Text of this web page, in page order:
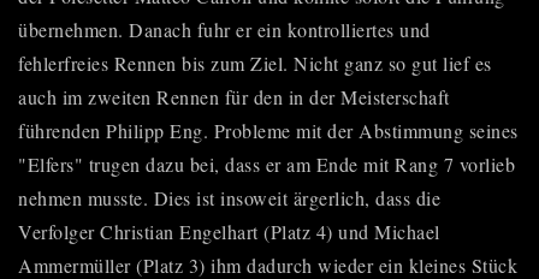
übernehmen. Danach fuhr er ein kontrolliertes und
fehlerfreies Rennen bis zum Ziel. Nicht ganz so gut lief es
auch im zweiten Rennen für den in der Meisterschaft
führenden Philipp Eng. Probleme mit der Abstimmung seines
"Elfers" trugen dazu bei, dass er am Ende mit Rang 7 vorlieb
nehmen musste. Dies ist insoweit ärgerlich, dass die
Verfolger Christian Engelhart (Platz 4) und Michael
Ammermüller (Platz 3) ihm dadurch wieder ein kleines Stück